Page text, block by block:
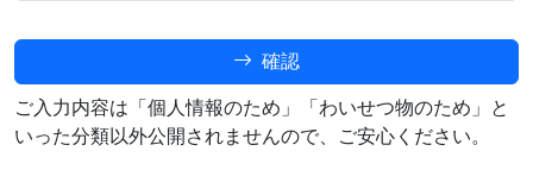
確認
ご入力内容は「個人情報のため」「わいせつ物のため」と
いった分類以外公開されませんので、ご安心ください。